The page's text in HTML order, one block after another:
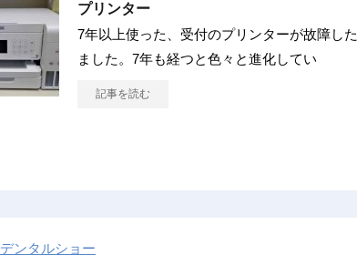
プリンター
7年以上使った、受付のプリンターが故障し
ました。7年も経つと色々と進化してい
記事を読む
デンタルショー